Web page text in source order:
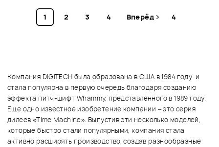
1 2 3 4 Вперёд 4
Компания DIGITECH была образована в США в 1984 году и
стала популярна в первую очередь благодаря созданию
эффекта питч-шифт Whammy, представленного в 1989 году.
Еще одно известное изобретение компании – это серия
дилеев «Time Machine». Выпустив эти несколько моделей,
которые быстро стали популярными, компания стала
активно расширять производство, создав разнообразные